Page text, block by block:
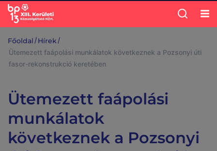
Főoldal /Hírek /
Ütemezett faápolási munkálatok következnek a Pozsonyi úti
fasor-rekonstrukció keretében
Ütemezett faápolási
munkálatok
következnek a Pozsonyi